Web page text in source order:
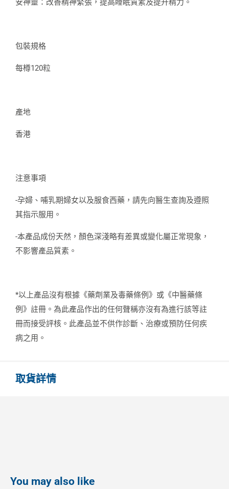
安神靈：改善精神緊張，提高睡眠質素及提升精力。
包裝規格
每樽120粒
產地
香港
注意事項
-孕婦、哺乳期婦女以及服食西藥，請先向醫生查詢及遵照
其指示服用。
-本產品成份天然，顏色深淺略有差異或變化屬正常現象，
不影響產品質素。
*以上產品沒有根據《藥劑業及毒藥條例》或《中醫藥條
例》註冊。為此產品作出的任何聲稱亦沒有為進行該等註
冊而接受評核。此產品並不供作診斷、治療或預防任何疾
病之用。
取貨詳情
You may also like